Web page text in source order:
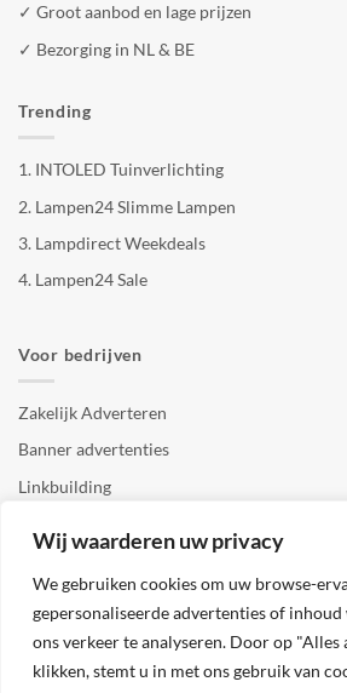
Wij waarderen uw privacy
We gebruiken cookies om uw browse-
gepersonaliseerde advertenties of inhoud
ons verkeer te analyseren. Door op "Alles
klikken, stemt u in met ons gebruik van
✓ Groot aanbod en lage prijzen
✓ Bezorging in NL & BE
Trending
1. INTOLED Tuinverlichting
2. Lampen24 Slimme Lampen
3. Lampdirect Weekdeals
4. Lampen24 Sale
Voor bedrijven
Zakelijk Adverteren
Banner advertenties
Linkbuilding